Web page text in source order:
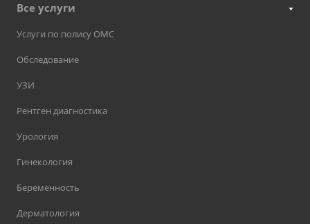
Все услуги
Услуги по полису ОМС
Обследование
УЗИ
Рентген диагностика
Урология
Гинекология
Беременность
Дерматология